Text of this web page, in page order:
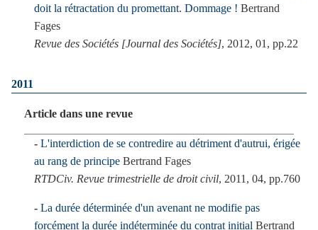
doit la rétractation du promettant. Dommage ! Bertrand
Fages
Revue des Sociétés [Journal des Sociétés], 2012, 01, pp.22
2011
Article dans une revue
L'interdiction de se contredire au détriment d'autrui, érigée
au rang de principe Bertrand Fages
RTDCiv. Revue trimestrielle de droit civil, 2011, 04, pp.760
La durée déterminée d'un avenant ne modifie pas
forcément la durée indéterminée du contrat initial Bertrand